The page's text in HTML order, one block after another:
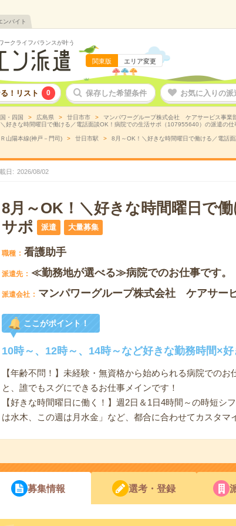
ンバイト
ークライフバランスが叶う
関東版 エリア変更
！リスト 0 保存した希望条件 お気に入りの派
・四国 広島県 廿日市市
マンパワーグループ株式会社 ケアサービス事業
好きな時間曜日で働ける／電話面談OK！病院での生活サポ（107955640）の派遣の仕
Ｒ山陽本線(神戸－門司) 廿日市駅 8月～OK！＼好きな時間曜日で働ける／電話
日 2026/08/02
8月～OK！＼好きな時間曜日で
サポ
派遣 大量募集
職種 看護助手
派遣先 ≪勤務地が選べる≫病院でのお仕事です。
派遣会社 マンパワーグループ株式会社 ケアサー
ここがポイント！
10時～、12時～、14時～など好きな勤務時間×
【年齢不問！】未経験・無資格から始められる病院での
と、誰でもスグにできるお仕事メインです！
【好きな時間曜日に働く！】週2日＆1日4時間～の時短シ
は水木、この週は月水金」など、都合に合わせてカスタマ
募集情報 選考・登録